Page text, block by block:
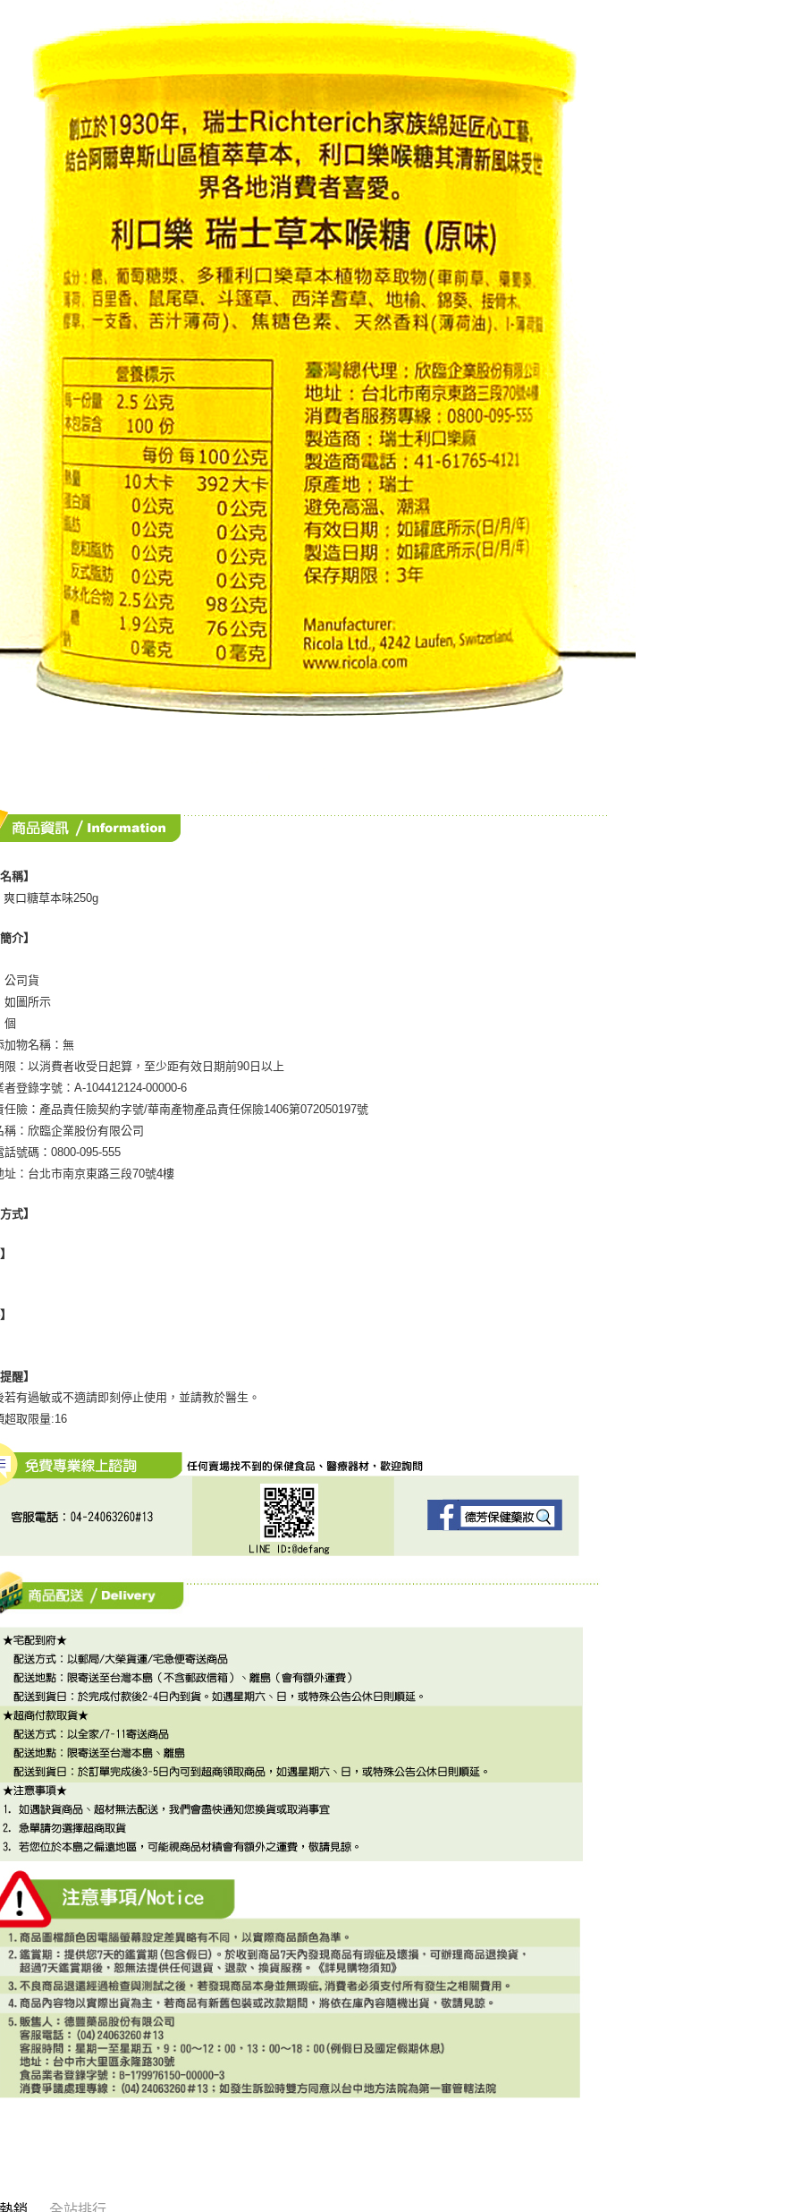
先享後付繳納相關費用。
※ 交易是否成功請以「AFTEE先享後付 」之結帳頁面顯示為準，若有關於
是否繳費成功／繳費後需取消欲退款等相關疑問，請聯繫「AFTEE先享後
付客戶支援中心」
https://netprotections.freshdesk.com/support/home
【注意事項】
１．透過由恩沛科技股份有限公司提供之「AFTEE先享後付」服務完成之
交易，需依本服務之必要範圍內提供個人資料，並將交易相關給付款項請
求債權轉讓予恩沛科技股份有限公司。
２．關於個人資料處理事宜，請瀏覽以下網址：
https://aftee.tw/terms/#terms3
３．未成年的使用者請事先徵得法定代理人或監護人之同意方可使用
「AFTEE先享後付」，若未經同意申辦者引起之損失，本公司不負相關責
任。
４．使用「AFTEE先享後付」時，將依據個別帳號之用戶狀況，依本公司
即時審查核予不同之上限額度；若仍有額度不足之情形，本公司將視審查
結果請求用戶進行身份認證。
５．嚴禁一人註冊多個帳號或使用他人資訊註冊。若發現惡意使用之情
形，恩沛科技股份有限公司將有權停止該用戶之使用額度並採取法律行
動。
每筆NT$80，滿NT$600(含以上)免運費
免運費
稱】
爽口糖草本味250g
介】
公司貨
如圖所示
個
加物名稱：無
限：以消費者收受日起算，至少距有效日期前90日以上
者登錄字號：A-104412124-00000-6
任險：產品責任險契約字號/華南產物產品責任保險1406第072050197號
稱：欣臨企業股份有限公司
話號碼：0800-095-555
址：台北市南京東路三段70號4樓
式】
醒】
若有過敏或不適請即刻停止使用，並請教於醫生。
超取限量:16